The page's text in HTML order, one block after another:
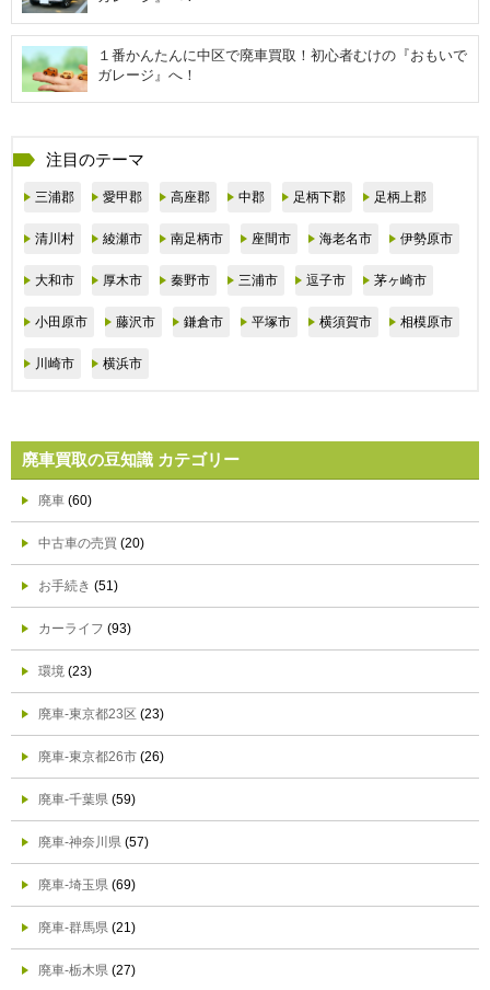
１番かんたんに中区で廃車買取！初心者むけの『おもいで
ガレージ』へ！
注目のテーマ
三浦郡 愛甲郡 高座郡 中郡 足柄下郡 足柄上郡
清川村 綾瀬市 南足柄市 座間市 海老名市 伊勢原市
大和市 厚木市 秦野市 三浦市 逗子市 茅ヶ崎市
小田原市 藤沢市 鎌倉市 平塚市 横須賀市 相模原市
川崎市 横浜市
廃車買取の豆知識 カテゴリー
廃車 (60)
中古車の売買 (20)
お手続き (51)
カーライフ (93)
環境 (23)
廃車-東京都23区 (23)
廃車-東京都26市 (26)
廃車-千葉県 (59)
廃車-神奈川県 (57)
廃車-埼玉県 (69)
廃車-群馬県 (21)
廃車-栃木県 (27)